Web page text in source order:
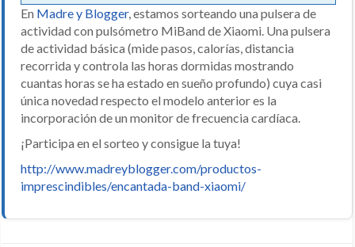
En Madre y Blogger, estamos sorteando una pulsera de
actividad con pulsómetro MiBand de Xiaomi. Una pulsera
de actividad básica (mide pasos, calorías, distancia
recorrida y controla las horas dormidas mostrando
cuantas horas se ha estado en sueño profundo) cuya casi
única novedad respecto el modelo anterior es la
incorporación de un monitor de frecuencia cardíaca.
¡Participa en el sorteo y consigue la tuya!
http://www.madreyblogger.com/productos-
imprescindibles/encantada-band-xiaomi/